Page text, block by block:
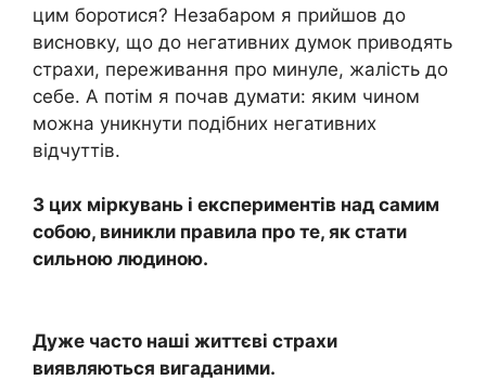
цим боротися? Незабаром я прийшов до
висновку, що до негативних думок приводять
страхи, переживання про минуле, жалість до
себе. А потім я почав думати: яким чином
можна уникнути подібних негативних
відчуттів.
З цих міркувань і експериментів над самим
собою, виникли правила про те, як стати
сильною людиною.
Дуже часто наші життєві страхи
виявляються вигаданими.